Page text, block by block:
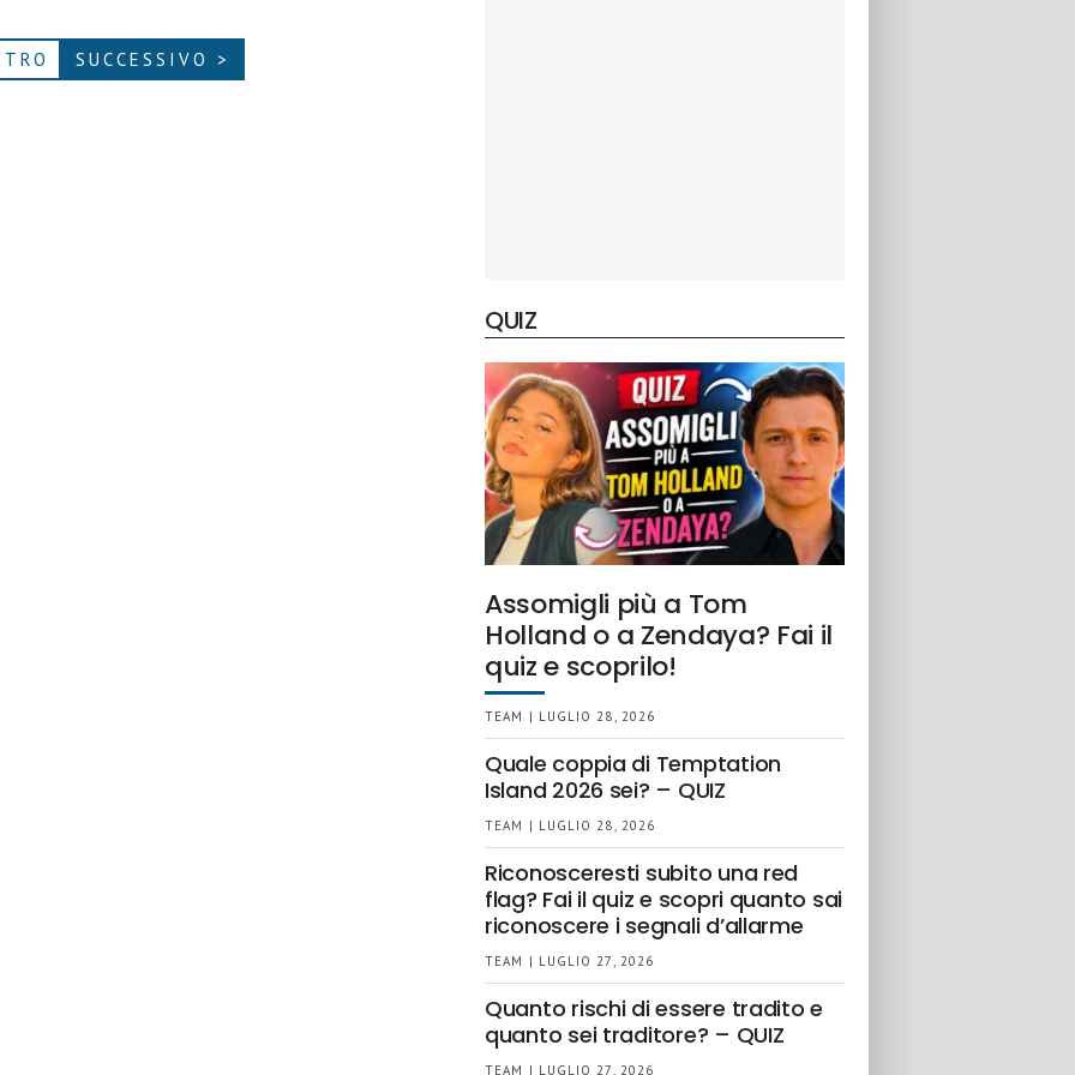
SUCCESSIVO >
QUIZ
Assomigli più a Tom
Holland o a Zendaya? Fai il
quiz e scoprilo!
TEAM | LUGLIO 28, 2026
Quale coppia di Temptation
Island 2026 sei? – QUIZ
TEAM | LUGLIO 28, 2026
Riconosceresti subito una red
flag? Fai il quiz e scopri quanto sai
riconoscere i segnali d’allarme
TEAM | LUGLIO 27, 2026
Quanto rischi di essere tradito e
quanto sei traditore? – QUIZ
TEAM | LUGLIO 27, 2026